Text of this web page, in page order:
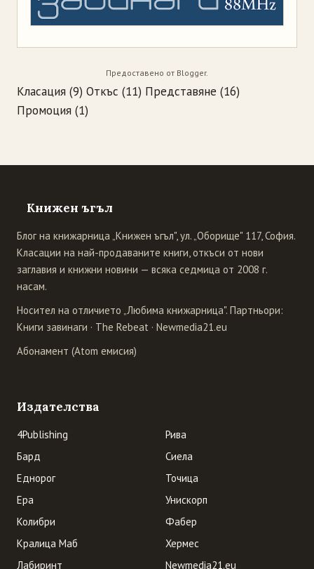
Предоставено от Blogger.
Класация (9) Откъс (11) Представяне (16)
Промоция (1)
Книжен ъгъл
Блог на книжарница „Книжен ъгъл", ул. „Оборище" 117, София.
Класации на най-продаваните книги, откъси от нови
заглавия и книжни новини — всяка седмица от 2008 г.
насам.
Носител на отличието „Любима книжарница". Партньори:
Книги завинаги · The Rebeat · Newmedia21.eu
Абонамент (Atom емисия)
Издателства
4Publishing
Бард
Еднорог
Ера
Колибри
Кралица Маб
Лабиринт
Рива
Сиела
Точица
Унискорп
Фабер
Хермес
Newmedia21.eu